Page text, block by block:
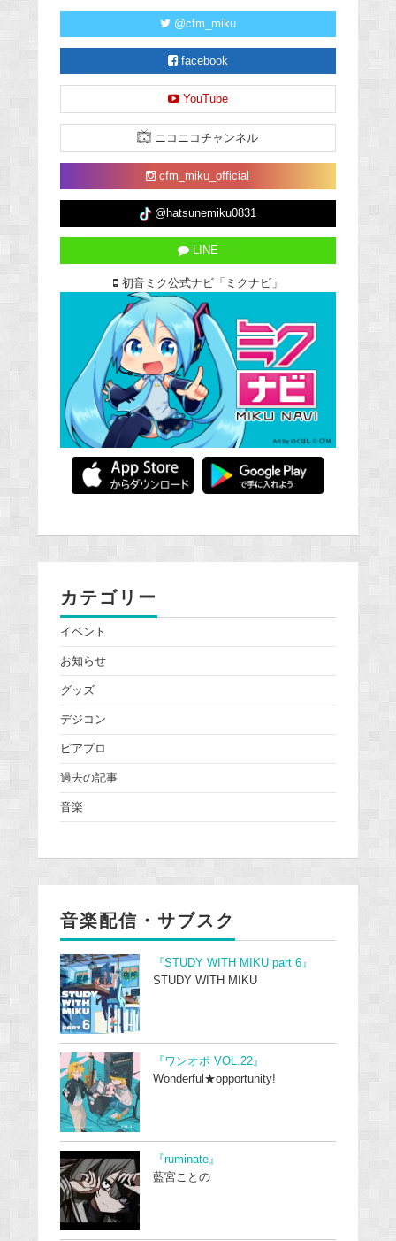
@cfm_miku
facebook
YouTube
ニコニコチャンネル
cfm_miku_official
@hatsunemiku0831
LINE
初音ミク公式ナビ「ミクナビ」
カテゴリー
イベント
お知らせ
グッズ
デジコン
ピアプロ
過去の記事
音楽
音楽配信・サブスク
『STUDY WITH MIKU part 6』
STUDY WITH MIKU
『ワンオポ VOL.22』
Wonderful★opportunity!
『ruminate』
藍宮ことの